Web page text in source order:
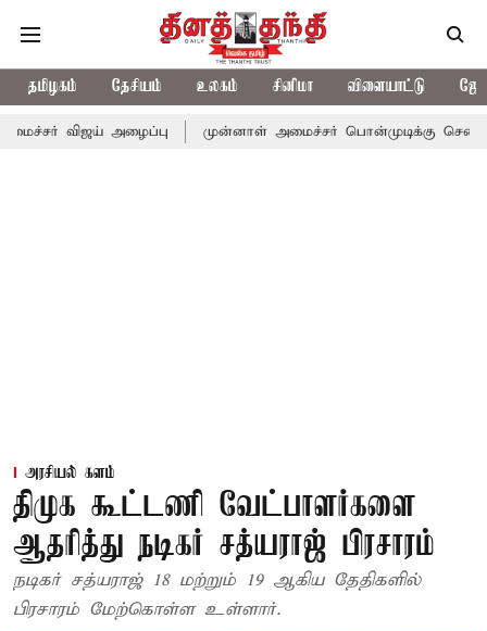
தமிழகம் தேசியம் உலகம் சினிமா விளையாட்டு
அழைப்பு முன்னாள் அமைச்சர் பொன்முடிக்கு சென்னை நீதிமன்றம்
அரசியல் களம்
திமுக கூட்டணி வேட்பாளர்களை
ஆதரித்து நடிகர் சத்யராஜ் பிரசாரம்
நடிகர் சத்யராஜ் 18 மற்றும் 19 ஆகிய தேதிகளில்
பிரசாரம் மேற்கொள்ள உள்ளார்.